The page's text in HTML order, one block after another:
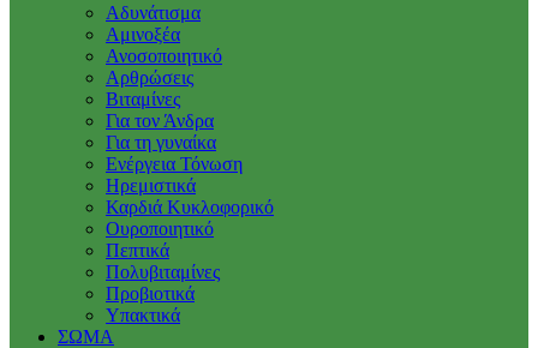
Αδυνάτισμα
Αμινοξέα
Ανοσοποιητικό
Αρθρώσεις
Βιταμίνες
Για τον Άνδρα
Για τη γυναίκα
Ενέργεια Τόνωση
Ηρεμιστικά
Καρδιά Κυκλοφορικό
Ουροποιητικό
Πεπτικά
Πολυβιταμίνες
Προβιοτικά
Υπακτικά
ΣΩΜΑ